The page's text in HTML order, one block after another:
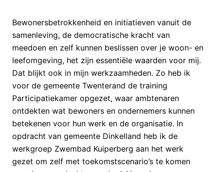
Bewonersbetrokkenheid en initiatieven vanuit de
samenleving, de democratische kracht van
meedoen en zelf kunnen beslissen over je woon- en
leefomgeving, het zijn essentiële waarden voor mij.
Dat blijkt ook in mijn werkzaamheden. Zo heb ik
voor de gemeente Twenterand de training
Participatiekamer opgezet, waar ambtenaren
ontdekten wat bewoners en ondernemers kunnen
betekenen voor hun werk en de organisatie. In
opdracht van gemeente Dinkelland heb ik de
werkgroep Zwembad Kuiperberg aan het werk
gezet om zelf met toekomstscenario’s te komen